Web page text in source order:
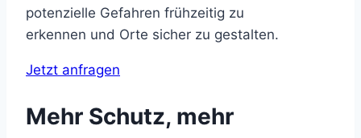
potenzielle Gefahren frühzeitig zu
erkennen und Orte sicher zu gestalten.
Jetzt anfragen
Mehr Schutz, mehr